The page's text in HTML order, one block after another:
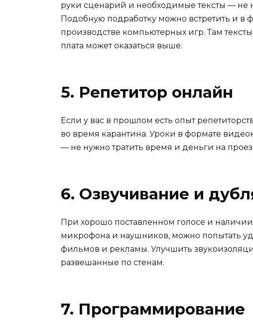
руки сценарий и необходимые тексты — не
Подобную подработку можно встретить и в
производстве компьютерных игр. Там
плата может оказаться выше.
5. Репетитор онлайн
Если у вас в прошлом есть опыт
во время карантина. Уроки в формате
— не нужно тратить время и деньги на
6. Озвучивание и
При хорошо поставленном голосе и
микрофона и наушников, можно попытать
фильмов и рекламы. Улучшить
развешанные по стенам.
7. Программирование